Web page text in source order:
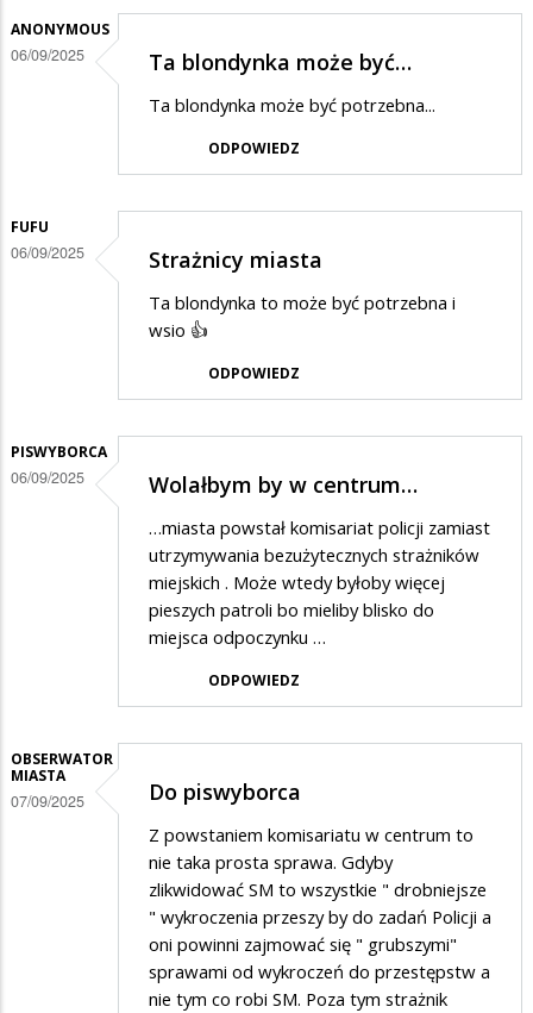
ANONYMOUS
06/09/2025 Ta blondynka może być…
Ta blondynka może być potrzebna...
ODPOWIEDZ
FUFU
06/09/2025 Strażnicy miasta
Ta blondynka to może być potrzebna i
wsio 👍
ODPOWIEDZ
PISWYBORCA
06/09/2025 Wolałbym by w centrum…
…miasta powstał komisariat policji zamiast
utrzymywania bezużytecznych strażników
miejskich . Może wtedy byłoby więcej
pieszych patroli bo mieliby blisko do
miejsca odpoczynku …
ODPOWIEDZ
OBSERWATOR
MIASTA
07/09/2025 Do piswyborca
Z powstaniem komisariatu w centrum to
nie taka prosta sprawa. Gdyby
zlikwidować SM to wszystkie " drobniejsze
" wykroczenia przeszy by do zadań Policji a
oni powinni zajmować się " grubszymi"
sprawami od wykroczeń do przestępstw a
nie tym co robi SM. Poza tym strażnik